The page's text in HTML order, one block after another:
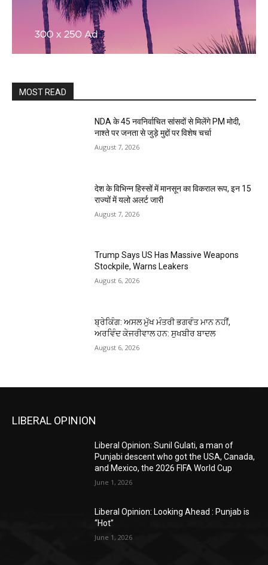
MOST READ
NDA के 45 नवनिर्वाचित सांसदों से मिलेंगे PM मोदी,
नाश्ते पर जनता से जुड़े मुद्दों पर विशेष चर्चा
August 7, 2026
देश के विभिन्न हिस्सों में मानसून का विकराल रूप, इन 15
राज्यों में यलो अलर्ट जारी
August 7, 2026
Trump Says US Has Massive Weapons
Stockpile, Warns Leakers
August 6, 2026
ਬ੍ਰੇਕਿੰਗ: ਅਸਲ ਮੁੱਖ ਮੰਤਰੀ ਭਗਵੰਤ ਮਾਨ ਨਹੀਂ,
ਅਰਵਿੰਦ ਕੇਜਰੀਵਾਲ ਹਨ: ਸੁਖਬੀਰ ਬਾਦਲ
August 6, 2026
LIBERAL OPINION
Liberal Opinion: Sunil Gulati, a man of
Punjabi descent who got the USA, Canada,
and Mexico, the 2026 FIFA World Cup
June 1, 2026
Liberal Opinion: Looking Ahead : Punjab is
“Hot”
June 1, 2026